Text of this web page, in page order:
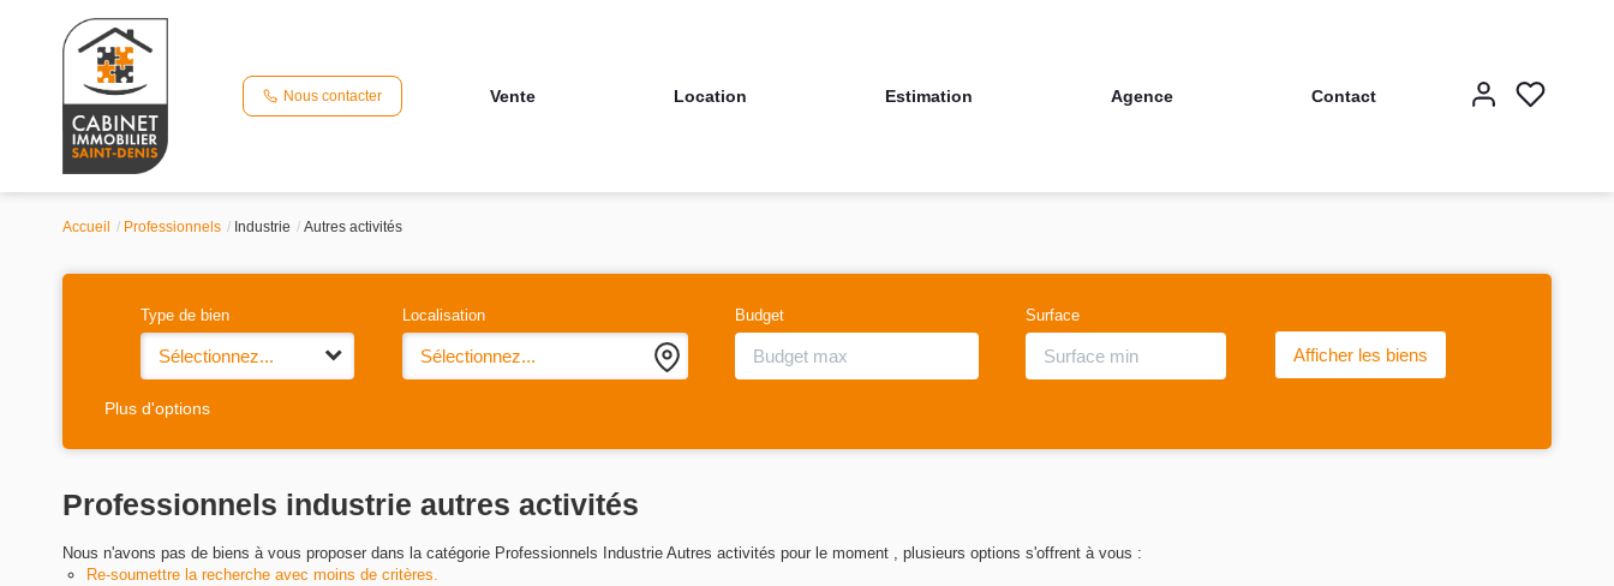
Nous contacter Vente Location Estimation Agence Contact
Accueil Professionnels Industrie Autres activités
Type de bien
Sélectionnez...
Localisation
Sélectionnez...
Budget Surface
Plus d'options
Professionnels industrie autres activités
Nous n'avons pas de biens à vous proposer dans la catégorie Professionnels Industrie Autres activités pour le moment , plusieurs options s'offrent à vous :
Re-soumettre la recherche avec moins de critères.